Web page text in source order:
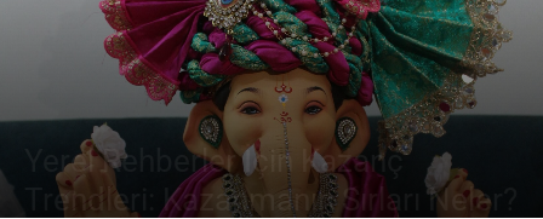
Yerel Rehberler İçin Kazanç
Trendleri: Kazanmanın Sırları Neler?